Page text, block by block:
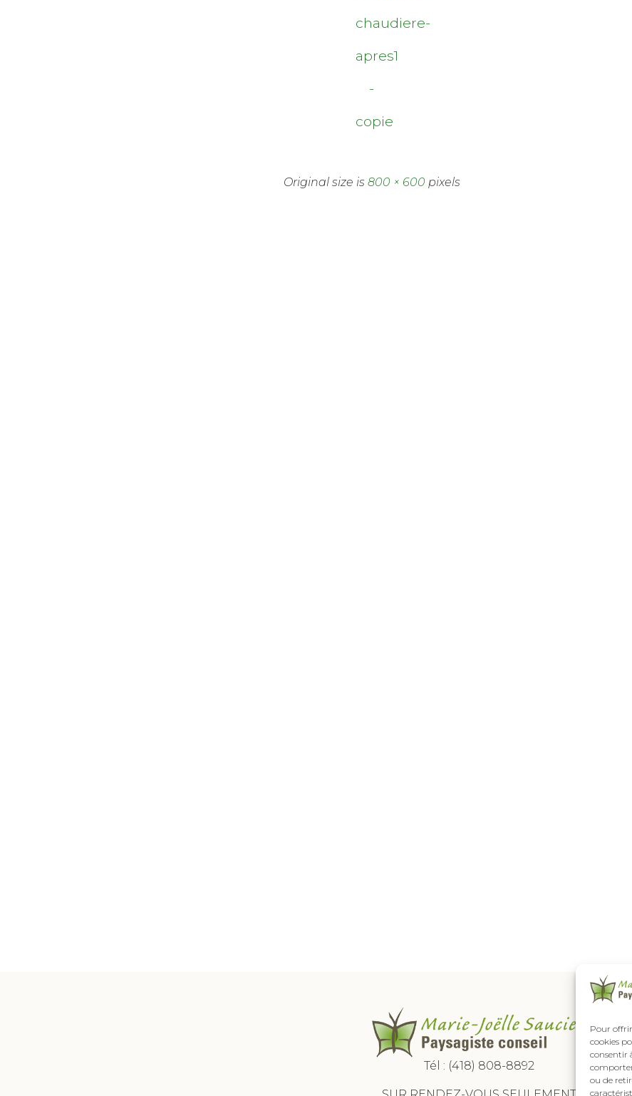
Pour offrir
cookies
consentir
ou de
chaudiere-
apres1
-
copie
Original size is 800 × 600 pixels
Tél : (418) 808-8892